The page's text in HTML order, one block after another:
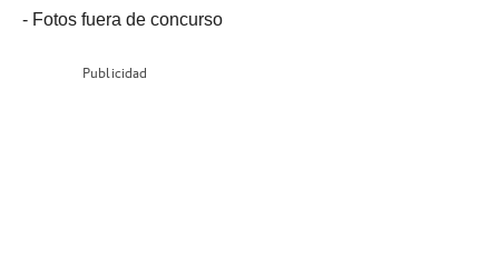
- Fotos fuera de concurso
Publicidad